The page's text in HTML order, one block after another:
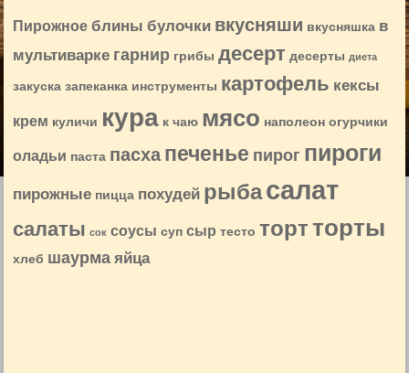
Пирожное блины булочки вкусняши вкусняшка в
мультиварке гарнир грибы десерт десерты диета
закуска запеканка инструменты картофель кексы
крем куличи кура к чаю мясо наполеон огурчики
оладьи паста пасха печенье пирог пироги
пирожные пицца похудей рыбасалат
салаты сок соусы суп сыр тесто торт торты
хлеб шаурма яйца